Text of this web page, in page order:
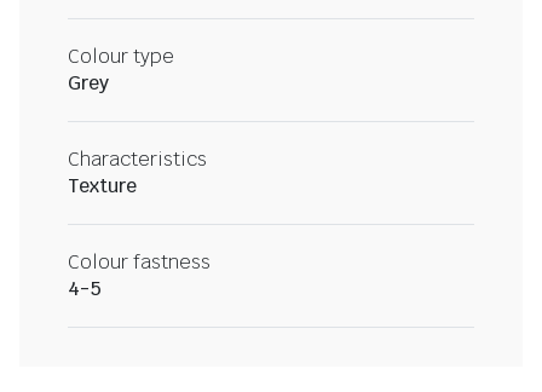
Colour type
Grey
Characteristics
Texture
Colour fastness
4-5